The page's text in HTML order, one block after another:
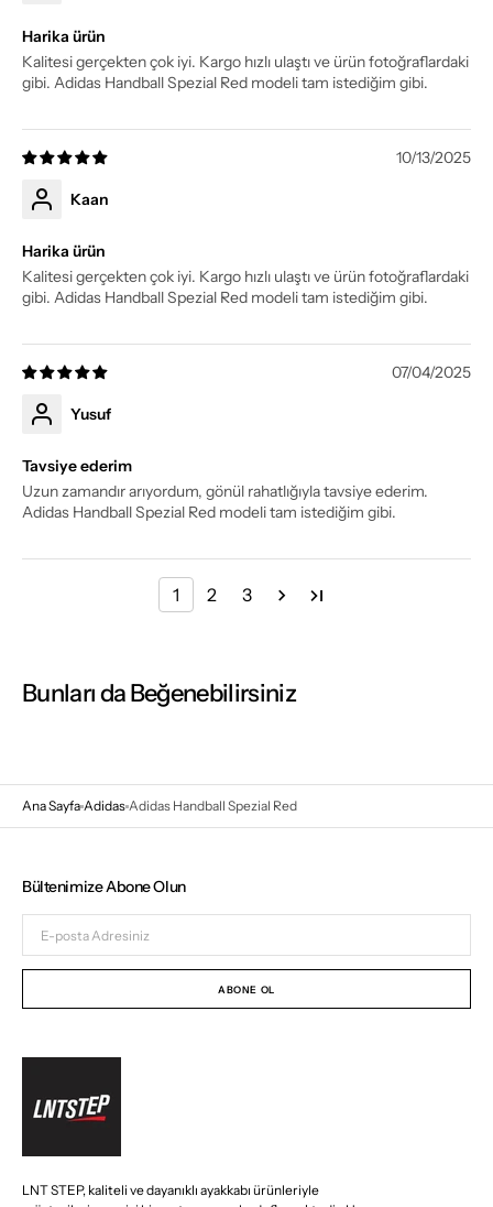
Harika ürün
Kalitesi gerçekten çok iyi. Kargo hızlı ulaştı ve ürün fotoğraflardaki
gibi. Adidas Handball Spezial Red modeli tam istediğim gibi.
10/13/2025
Kaan
Harika ürün
Kalitesi gerçekten çok iyi. Kargo hızlı ulaştı ve ürün fotoğraflardaki
gibi. Adidas Handball Spezial Red modeli tam istediğim gibi.
07/04/2025
Yusuf
Tavsiye ederim
Uzun zamandır arıyordum, gönül rahatlığıyla tavsiye ederim.
Adidas Handball Spezial Red modeli tam istediğim gibi.
1 2 3
Bunları da Beğenebilirsiniz
Ana Sayfa Adidas Adidas Handball Spezial Red
LNT STEP, kaliteli ve dayanıklı ayakkabı ürünleriyle
Bültenimize Abone Olun
posta
Adresiniz
ABONE OL